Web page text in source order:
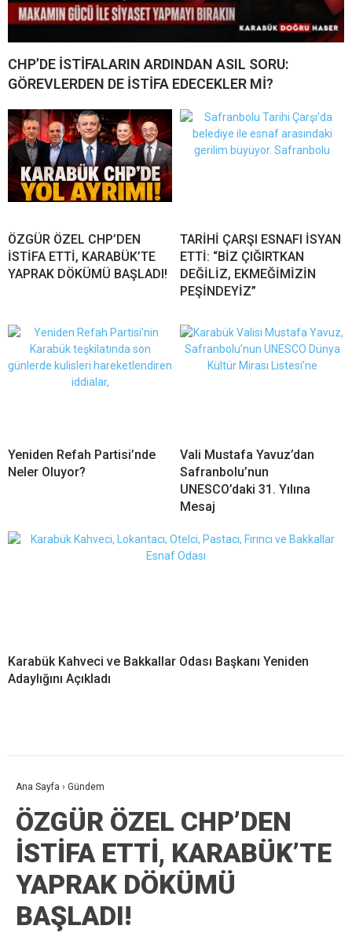
CHP’DE İSTİFALARIN ARDINDAN ASIL SORU:
GÖREVLERDEN DE İSTİFA EDECEKLER Mİ?
ÖZGÜR ÖZEL CHP’DEN
İSTİFA ETTİ, KARABÜK’TE
YAPRAK DÖKÜMÜ BAŞLADI!
TARİHİ ÇARŞI ESNAFI İSYAN
ETTİ: “BİZ ÇIĞIRTKAN
DEĞİLİZ, EKMEĞİMİZİN
PEŞİNDEYİZ”
Yeniden Refah Partisi’nde
Neler Oluyor?
Vali Mustafa Yavuz’dan
Safranbolu’nun
UNESCO’daki 31. Yılına
Mesaj
Karabük Kahveci ve Bakkallar Odası Başkanı Yeniden
Adaylığını Açıkladı
Ana Sayfa › Gündem
ÖZGÜR ÖZEL CHP’DEN
İSTİFA ETTİ, KARABÜK’TE
YAPRAK DÖKÜMÜ
BAŞLADI!